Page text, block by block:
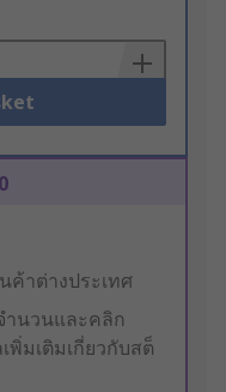
าต่างประเทศ
ำนวนและคลิก
พิ่มเติมเกี่ยวกับสต็